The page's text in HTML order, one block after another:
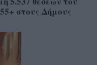
στους Δήμους